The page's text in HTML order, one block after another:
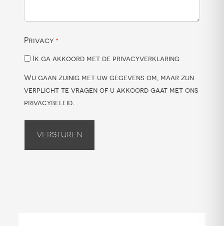
Privacy *
Ik ga akkoord met de privacyverklaring
Wij gaan zuinig met uw gegevens om, maar zijn
verplicht te vragen of u akkoord gaat met ons
privacybeleid.
Versturen